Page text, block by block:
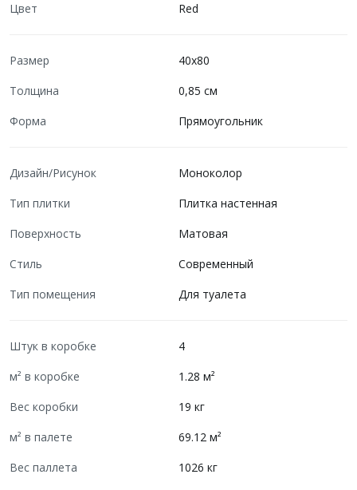
Цвет
Red
Размер
40x80
Толщина
0,85 см
Форма
Прямоугольник
Дизайн/Рисунок
Моноколор
Тип плитки
Плитка настенная
Поверхность
Матовая
Стиль
Современный
Тип помещения
Для туалета
Штук в коробке
4
м² в коробке
1.28 м²
Вес коробки
19 кг
м² в палете
69.12 м²
Вес паллета
1026 кг